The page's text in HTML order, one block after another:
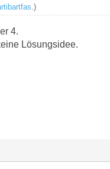
.)
4.
Lösungsidee.